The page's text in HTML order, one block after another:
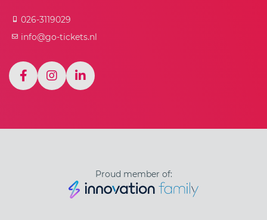
026-3119029
info@go-tickets.nl
Proud member of: